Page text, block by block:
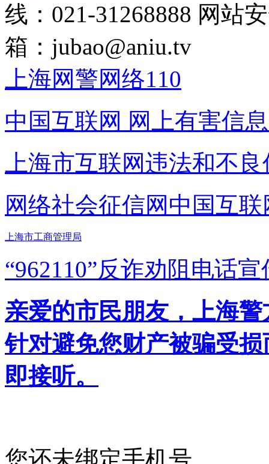
线：021-31268888 网站
箱： jubao@aniu.tv
上海网警网络110
中国互联网 网上有害信
上海市互联网违法和不
网络社会征信网 中国互
上海市工商管理局
“962110”反诈劝阻电话宣
亲爱的市民朋友，上海
针对避免您财产被骗受
即接听。
您还未绑定手机号